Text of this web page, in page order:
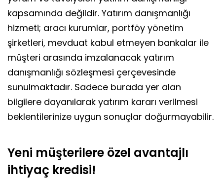
kapsamında değildir. Yatırım danışmanlığı
hizmeti; aracı kurumlar, portföy yönetim
şirketleri, mevduat kabul etmeyen bankalar ile
müşteri arasında imzalanacak yatırım
danışmanlığı sözleşmesi çerçevesinde
sunulmaktadır. Sadece burada yer alan
bilgilere dayanılarak yatırım kararı verilmesi
beklentilerinize uygun sonuçlar doğurmayabilir.
Yeni müşterilere özel avantajlı
ihtiyaç kredisi!